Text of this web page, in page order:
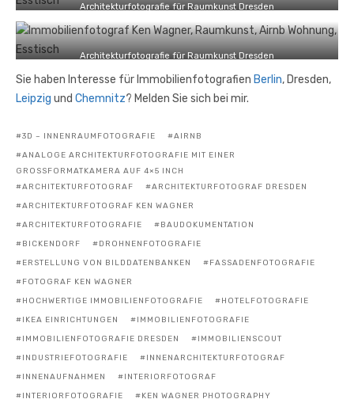
Architekturfotografie für Raumkunst Dresden
Architekturfotografie für Raumkunst Dresden
Sie haben Interesse für Immobilienfotografien Berlin, Dresden,
Leipzig und Chemnitz? Melden Sie sich bei mir.
3D – INNENRAUMFOTOGRAFIE
AIRNB
ANALOGE ARCHITEKTURFOTOGRAFIE MIT EINER
GROSSFORMATKAMERA AUF 4×5 INCH
ARCHITEKTURFOTOGRAF
ARCHITEKTURFOTOGRAF DRESDEN
ARCHITEKTURFOTOGRAF KEN WAGNER
ARCHITEKTURFOTOGRAFIE
BAUDOKUMENTATION
BICKENDORF
DROHNENFOTOGRAFIE
ERSTELLUNG VON BILDDATENBANKEN
FASSADENFOTOGRAFIE
FOTOGRAF KEN WAGNER
HOCHWERTIGE IMMOBILIENFOTOGRAFIE
HOTELFOTOGRAFIE
IKEA EINRICHTUNGEN
IMMOBILIENFOTOGRAFIE
IMMOBILIENFOTOGRAFIE DRESDEN
IMMOBILIENSCOUT
INDUSTRIEFOTOGRAFIE
INNENARCHITEKTURFOTOGRAF
INNENAUFNAHMEN
INTERIORFOTOGRAF
INTERIORFOTOGRAFIE
KEN WAGNER PHOTOGRAPHY